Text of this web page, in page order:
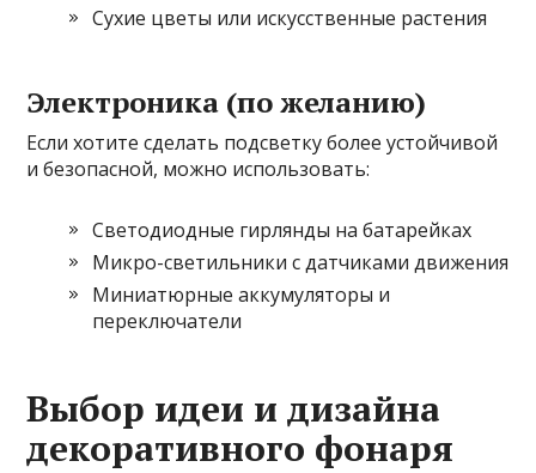
Сухие цветы или искусственные растения
Электроника (по желанию)
Если хотите сделать подсветку более устойчивой
и безопасной, можно использовать:
Светодиодные гирлянды на батарейках
Микро-светильники с датчиками движения
Миниатюрные аккумуляторы и
переключатели
Выбор идеи и дизайна
декоративного фонаря